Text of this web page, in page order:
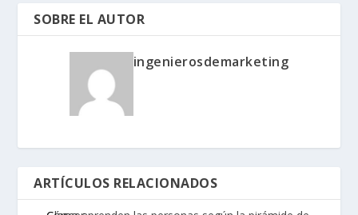
SOBRE EL AUTOR
ingenierosdemarketing
ARTÍCULOS RELACIONADOS